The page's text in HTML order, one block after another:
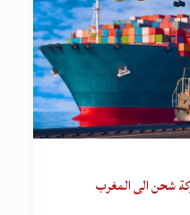
شحن الى المغرب